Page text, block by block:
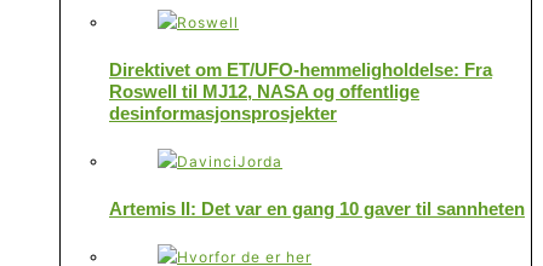
Direktivet om ET/UFO-hemmeligholdelse: Fra
Roswell til MJ12, NASA og offentlige
desinformasjonsprosjekter
Artemis II: Det var en gang 10 gaver til sannheten